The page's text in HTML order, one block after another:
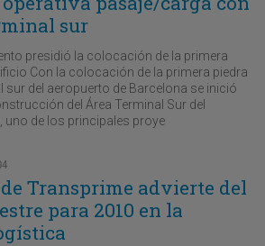
sur
presidió la colocación de la primera
Con la colocación de la primera piedra
sur del aeropuerto de Barcelona se inició
del Área Terminal Sur del
uno de los principales proye
Transprime advierte del
para 2010 en la